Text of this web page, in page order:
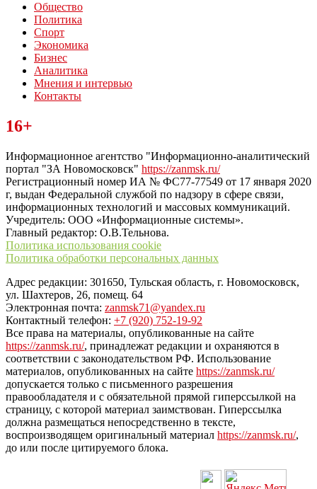
Общество
Политика
Спорт
Экономика
Бизнес
Аналитика
Мнения и интервью
Контакты
Читайте последние новости дня в Тульской области на сайте
“ЗаНовомосковск”
16+
Информационное агентство "Информационно-аналитический
портал "ЗА Новомосковск" https://zanmsk.ru/
Регистрационный номер ИА № ФС77-77549 от 17 января 2020
г, выдан Федеральной службой по надзору в сфере связи,
информационных технологий и массовых коммуникаций.
Учредитель: ООО «Информационные системы».
Главный редактор: О.В.Тельнова.
Политика использования cookie
Политика обработки персональных данных
Адрес редакции: 301650, Тульская область, г. Новомосковск,
ул. Шахтеров, 26, помещ. 64
Электронная почта: zanmsk71@yandex.ru
Контактный телефон: +7 (920) 752-19-92
Все права на материалы, опубликованные на сайте
https://zanmsk.ru/, принадлежат редакции и охраняются в
соответствии с законодательством РФ. Использование
материалов, опубликованных на сайте https://zanmsk.ru/
допускается только с письменного разрешения
правообладателя и с обязательной прямой гиперссылкой на
страницу, с которой материал заимствован. Гиперссылка
должна размещаться непосредственно в тексте,
воспроизводящем оригинальный материал https://zanmsk.ru/,
до или после цитируемого блока.